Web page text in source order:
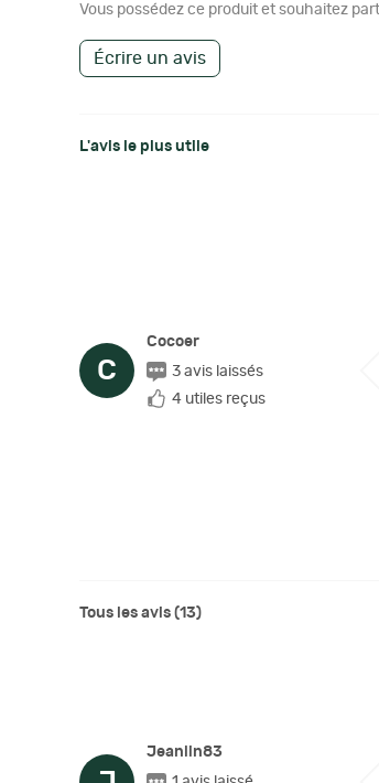
Vous possédez ce produit et souhaitez
Écrire un avis
L'avis le plus utile
C
Cocoer
3 avis laissés
4 utiles reçus
Tous les avis (13)
Jeanlin83